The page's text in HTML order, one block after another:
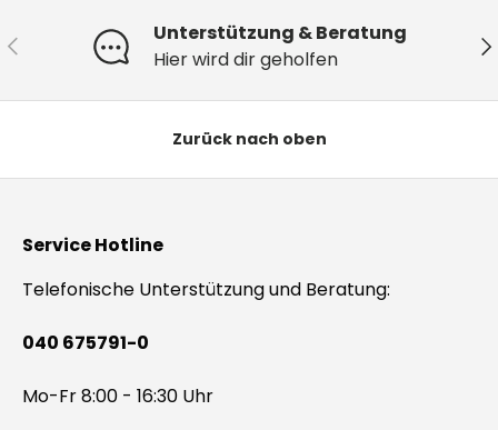
Vorherige
Unterstützung & Beratung
Hier wird dir geholfen
Zurück nach oben
Service Hotline
Telefonische Unterstützung und Beratung:
040 675791-0
Mo-Fr 8:00 - 16:30 Uhr